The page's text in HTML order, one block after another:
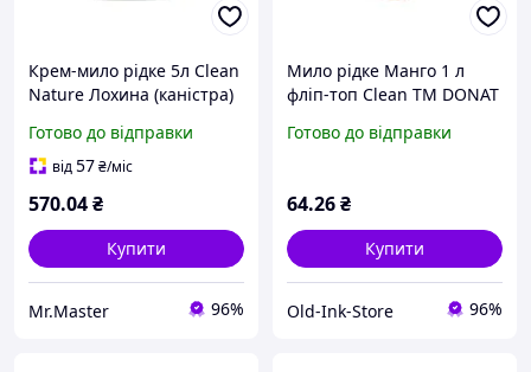
Крем-мило рідке 5л Clean
Nature Лохина (каністра)
Готово до відправки
від57₴/міс
570.04₴
Купити
Mr.Master 96%
Мило рідке Манго 1 л
фліп-топ Clean ТМ DONAT
Готово до відправки
64.26₴
Купити
Old-Ink-Store 96%